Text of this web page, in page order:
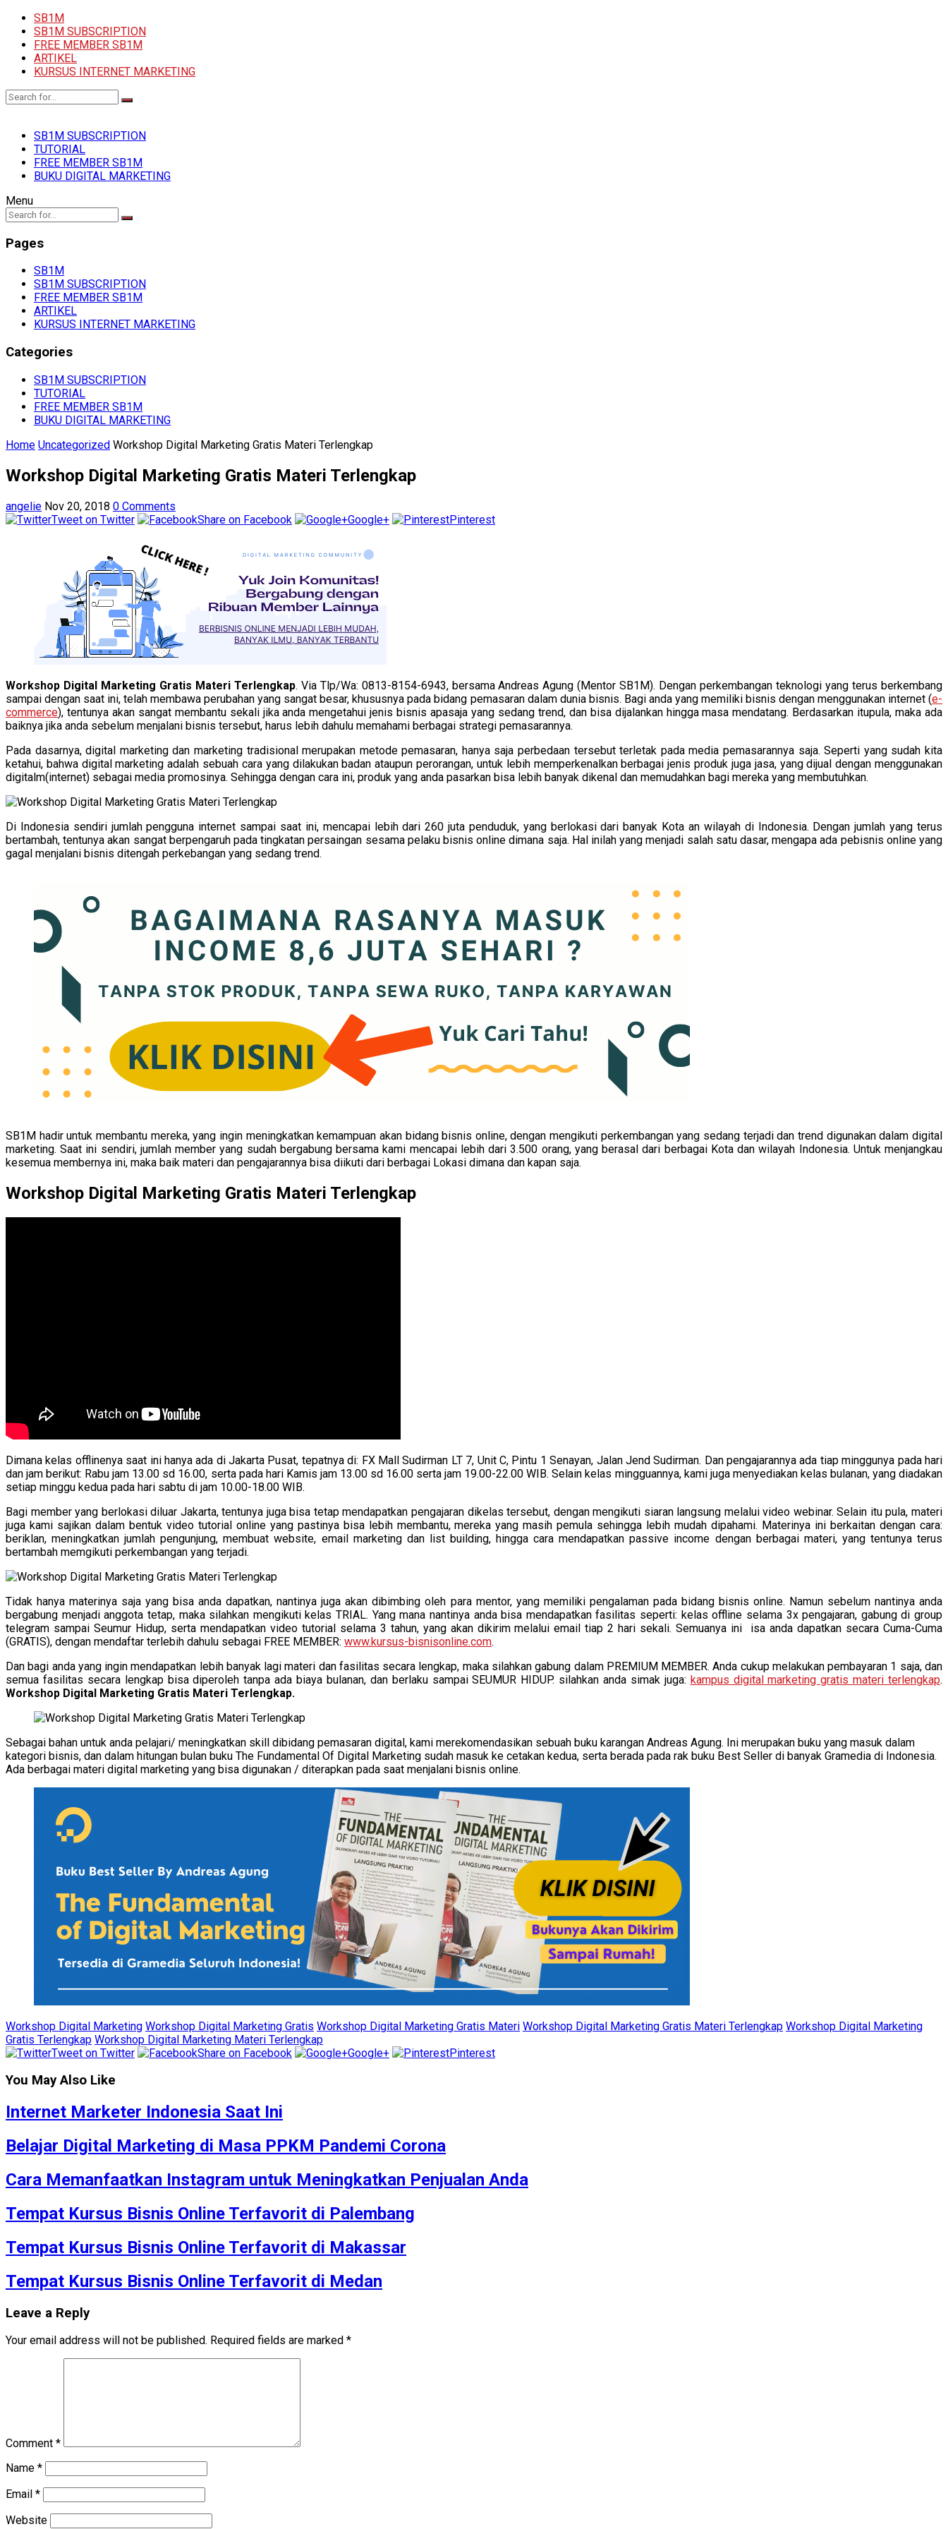
SB1M
SB1M SUBSCRIPTION
FREE MEMBER SB1M
ARTIKEL
KURSUS INTERNET MARKETING
SB1M SUBSCRIPTION
TUTORIAL
FREE MEMBER SB1M
BUKU DIGITAL MARKETING
Menu
Pages
SB1M
SB1M SUBSCRIPTION
FREE MEMBER SB1M
ARTIKEL
KURSUS INTERNET MARKETING
Categories
SB1M SUBSCRIPTION
TUTORIAL
FREE MEMBER SB1M
BUKU DIGITAL MARKETING
Home Uncategorized Workshop Digital Marketing Gratis Materi Terlengkap
Workshop Digital Marketing Gratis Materi Terlengkap
angelie Nov 20, 2018 0 Comments
Tweet on Twitter
Share on Facebook Google+ Pinterest
Workshop Digital Marketing Gratis Materi Terlengkap. Via Tlp/Wa: 0813-8154-6943, bersama Andreas Agung (Mentor SB1M). Dengan perkembangan teknologi yang terus berkembang
sampai dengan saat ini, telah membawa perubahan yang sangat besar, khususnya pada bidang pemasaran dalam dunia bisnis. Bagi anda yang memiliki bisnis dengan menggunakan internet (e-
commerce), tentunya akan sangat membantu sekali jika anda mengetahui jenis bisnis apasaja yang sedang trend, dan bisa dijalankan hingga masa mendatang. Berdasarkan itupula, maka ada
baiknya jika anda sebelum menjalani bisnis tersebut, harus lebih dahulu memahami berbagai strategi pemasarannya.
Pada dasarnya, digital marketing dan marketing tradisional merupakan metode pemasaran, hanya saja perbedaan tersebut terletak pada media pemasarannya saja. Seperti yang sudah kita
ketahui, bahwa digital marketing adalah sebuah cara yang dilakukan badan ataupun perorangan, untuk lebih memperkenalkan berbagai jenis produk juga jasa, yang dijual dengan menggunakan
digitalm(internet) sebagai media promosinya. Sehingga dengan cara ini, produk yang anda pasarkan bisa lebih banyak dikenal dan memudahkan bagi mereka yang membutuhkan.
Di Indonesia sendiri jumlah pengguna internet sampai saat ini, mencapai lebih dari 260 juta penduduk, yang berlokasi dari banyak Kota an wilayah di Indonesia. Dengan jumlah yang terus
bertambah, tentunya akan sangat berpengaruh pada tingkatan persaingan sesama pelaku bisnis online dimana saja. Hal inilah yang menjadi salah satu dasar, mengapa ada pebisnis online yang
gagal menjalani bisnis ditengah perkebangan yang sedang trend.
SB1M hadir untuk membantu mereka, yang ingin meningkatkan kemampuan akan bidang bisnis online, dengan mengikuti perkembangan yang sedang terjadi dan trend digunakan dalam digital
marketing. Saat ini sendiri, jumlah member yang sudah bergabung bersama kami mencapai lebih dari 3.500 orang, yang berasal dari berbagai Kota dan wilayah Indonesia. Untuk menjangkau
kesemua membernya ini, maka baik materi dan pengajarannya bisa diikuti dari berbagai Lokasi dimana dan kapan saja.
Workshop Digital Marketing Gratis Materi Terlengkap
Dimana kelas offlinenya saat ini hanya ada di Jakarta Pusat, tepatnya di: FX Mall Sudirman LT 7, Unit C, Pintu 1 Senayan, Jalan Jend Sudirman. Dan pengajarannya ada tiap minggunya pada hari
dan jam berikut: Rabu jam 13.00 sd 16.00, serta pada hari Kamis jam 13.00 sd 16.00 serta jam 19.00-22.00 WIB. Selain kelas mingguannya, kami juga menyediakan kelas bulanan, yang diadakan
setiap minggu kedua pada hari sabtu di jam 10.00-18.00 WIB.
Bagi member yang berlokasi diluar Jakarta, tentunya juga bisa tetap mendapatkan pengajaran dikelas tersebut, dengan mengikuti siaran langsung melalui video webinar. Selain itu pula, materi
juga kami sajikan dalam bentuk video tutorial online yang pastinya bisa lebih membantu, mereka yang masih pemula sehingga lebih mudah dipahami. Materinya ini berkaitan dengan cara:
beriklan, meningkatkan jumlah pengunjung, membuat website, email marketing dan list building, hingga cara mendapatkan passive income dengan berbagai materi, yang tentunya terus
bertambah memgikuti perkembangan yang terjadi.
Tidak hanya materinya saja yang bisa anda dapatkan, nantinya juga akan dibimbing oleh para mentor, yang memiliki pengalaman pada bidang bisnis online. Namun sebelum nantinya anda
bergabung menjadi anggota tetap, maka silahkan mengikuti kelas TRIAL. Yang mana nantinya anda bisa mendapatkan fasilitas seperti: kelas offline selama 3x pengajaran, gabung di group
telegram sampai Seumur Hidup, serta mendapatkan video tutorial selama 3 tahun, yang akan dikirim melalui email tiap 2 hari sekali. Semuanya ini isa anda dapatkan secara Cuma-Cuma
(GRATIS), dengan mendaftar terlebih dahulu sebagai FREE MEMBER: www.kursus-bisnisonline.com.
Dan bagi anda yang ingin mendapatkan lebih banyak lagi materi dan fasilitas secara lengkap, maka silahkan gabung dalam PREMIUM MEMBER. Anda cukup melakukan pembayaran 1 saja, dan
semua fasilitas secara lengkap bisa diperoleh tanpa ada biaya bulanan, dan berlaku sampai SEUMUR HIDUP. silahkan anda simak juga: kampus digital marketing gratis materi terlengkap.
Workshop Digital Marketing Gratis Materi Terlengkap.
Sebagai bahan untuk anda pelajari/ meningkatkan skill dibidang pemasaran digital, kami merekomendasikan sebuah buku karangan Andreas Agung. Ini merupakan buku yang masuk dalam
kategori bisnis, dan dalam hitungan bulan buku The Fundamental Of Digital Marketing sudah masuk ke cetakan kedua, serta berada pada rak buku Best Seller di banyak Gramedia di Indonesia.
Ada berbagai materi digital marketing yang bisa digunakan / diterapkan pada saat menjalani bisnis online.
Workshop Digital Marketing Workshop Digital Marketing Gratis Workshop Digital Marketing Gratis Materi Workshop Digital Marketing Gratis Materi Terlengkap Workshop Digital Marketing
Gratis Terlengkap Workshop Digital Marketing Materi Terlengkap
Tweet on Twitter
Share on Facebook Google+ Pinterest
You May Also Like
Internet Marketer Indonesia Saat Ini
Belajar Digital Marketing di Masa PPKM Pandemi Corona
Cara Memanfaatkan Instagram untuk Meningkatkan Penjualan Anda
Tempat Kursus Bisnis Online Terfavorit di Palembang
Tempat Kursus Bisnis Online Terfavorit di Makassar
Tempat Kursus Bisnis Online Terfavorit di Medan
Leave a Reply
Your email address will not be published. Required fields are marked *
Comment *
Name *
Email *
Website